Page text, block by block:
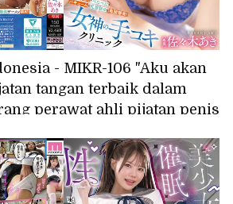
- MIKR-106 "Aku akan
tangan terbaik dalam
perawat ahli pijatan penis
dengan lembut, intens,
menjilat puting, dan
penis meledak! Klinik